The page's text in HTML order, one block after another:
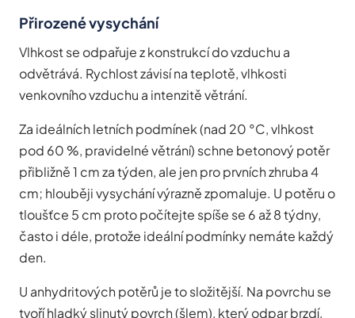
Přirozené vysychání
Vlhkost se odpařuje z konstrukcí do vzduchu a
odvětrává. Rychlost závisí na teplotě, vlhkosti
venkovního vzduchu a intenzitě větrání.
Za ideálních letních podmínek (nad 20 °C, vlhkost
pod 60 %, pravidelné větrání) schne betonový potěr
přibližně 1 cm za týden, ale jen pro prvních zhruba 4
cm; hlouběji vysychání výrazně zpomaluje. U potěru o
tloušťce 5 cm proto počítejte spíše se 6 až 8 týdny,
často i déle, protože ideální podmínky nemáte každý
den.
U anhydritových potěrů je to složitější. Na povrchu se
tvoří hladký slinutý povrch (šlem), který odpar brzdí,